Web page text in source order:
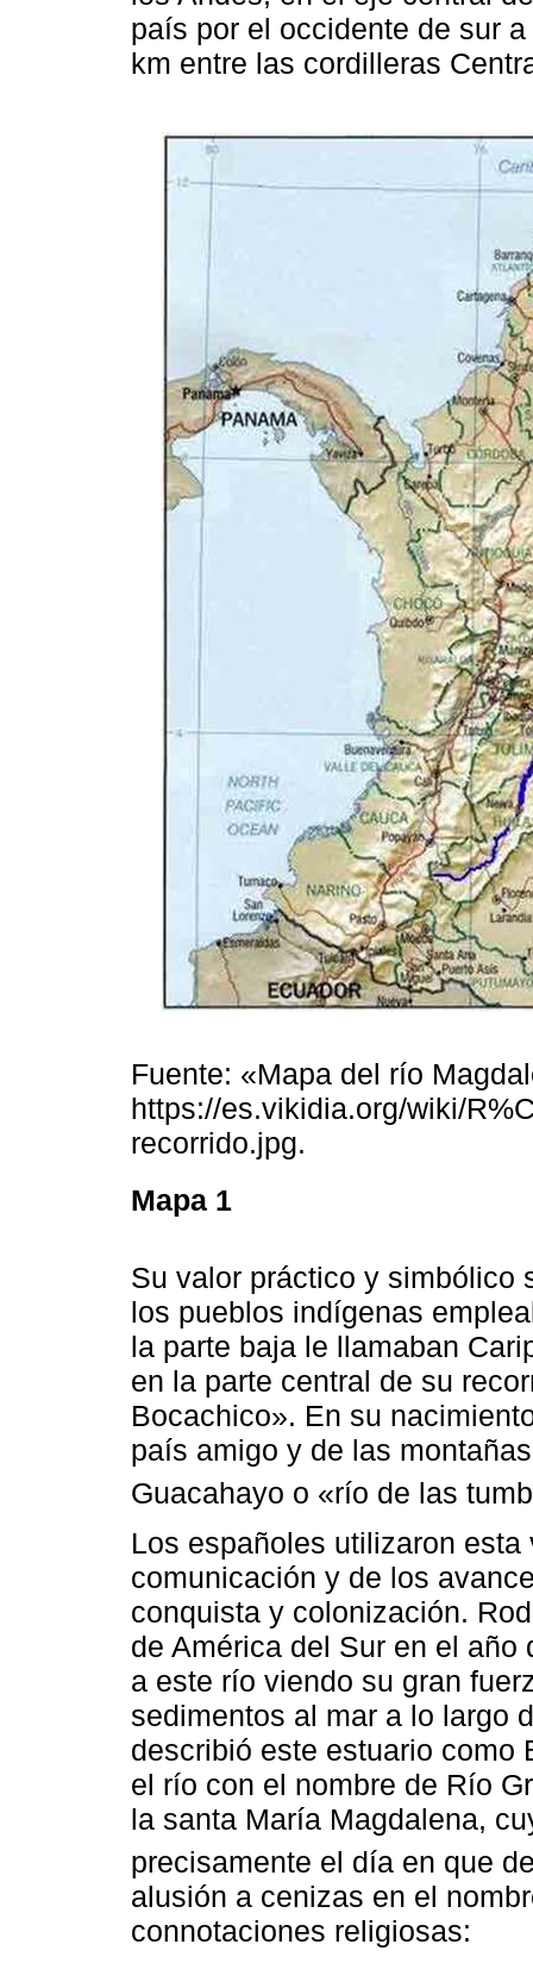
país por el occidente de sur
km entre las cordilleras
Fuente: «Mapa del río
https://es.vikidia.org/wiki/
recorrido.jpg.
Mapa 1
Su valor práctico y simbólico
los pueblos indígenas
la parte baja le llamaban
en la parte central de su
Bocachico». En su
país amigo y de las
Guacahayo o «río de las
Los españoles utilizaron
comunicación y de los
conquista y colonización.
de América del Sur en el
a este río viendo su gran
sedimentos al mar a lo largo
describió este estuario como
el río con el nombre de Río
la santa María Magdalena,
precisamente el día en que
alusión a cenizas en el
connotaciones religiosas: